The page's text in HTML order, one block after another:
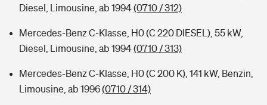
Diesel, Limousine, ab 1994(0710 / 312)
Mercedes-Benz C-Klasse, H0 (C 220 DIESEL), 55 kW,
Diesel, Limousine, ab 1994(0710 / 313)
Mercedes-Benz C-Klasse, H0 (C 200 K), 141 kW, Benzin,
Limousine, ab 1996(0710 / 314)